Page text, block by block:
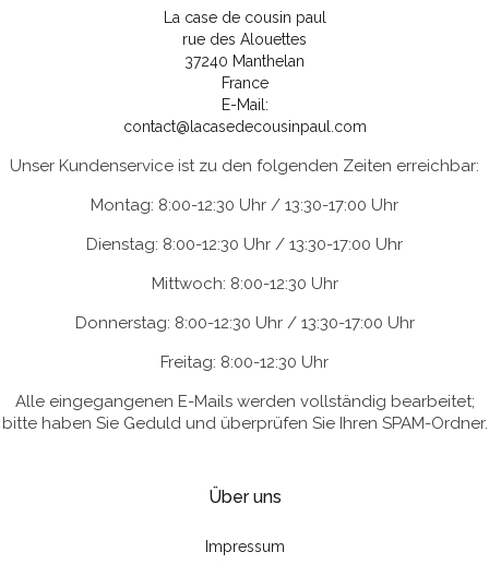
La case de cousin paul
rue des Alouettes
37240 Manthelan
France
E-Mail:
contact@lacasedecousinpaul.com
Unser Kundenservice ist zu den folgenden Zeiten erreichbar:
Montag: 8:00-12:30 Uhr / 13:30-17:00 Uhr
Dienstag: 8:00-12:30 Uhr / 13:30-17:00 Uhr
Mittwoch: 8:00-12:30 Uhr
Donnerstag: 8:00-12:30 Uhr / 13:30-17:00 Uhr
Freitag: 8:00-12:30 Uhr
Alle eingegangenen E-Mails werden vollständig bearbeitet;
bitte haben Sie Geduld und überprüfen Sie Ihren SPAM-Ordner.
Über uns
Impressum